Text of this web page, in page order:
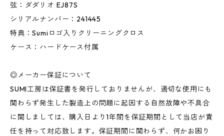
弦：ダダリオ EJ87S
シリアルナンバー：241445
特典：Sumiロゴ入りクリーニングクロス
ケース：ハードケース付属
◎メーカー保証について
SUMI工房は保証書を発行しておりませんが、適切な使用にも
関わらず発生した製造上の問題に起因する自然故障や不具合
に関しましては、購入日より1年間を保証期間として当店が責
任を持って対応致します。保証期間に関わらず、何かお困り